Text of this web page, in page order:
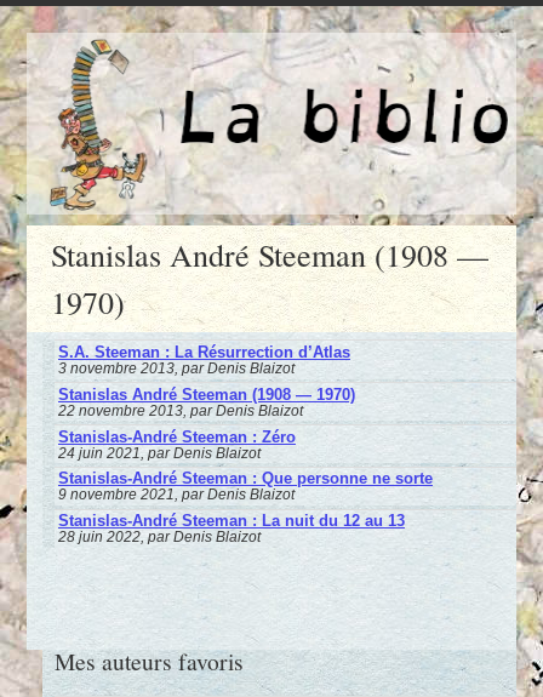
Stanislas André Steeman (1908 —
1970)
S.A. Steeman : La Résurrection d’Atlas
3 novembre 2013, par Denis Blaizot
Stanislas André Steeman (1908 — 1970)
22 novembre 2013, par Denis Blaizot
Stanislas-André Steeman : Zéro
24 juin 2021, par Denis Blaizot
Stanislas-André Steeman : Que personne ne sorte
9 novembre 2021, par Denis Blaizot
Stanislas-André Steeman : La nuit du 12 au 13
28 juin 2022, par Denis Blaizot
Mes auteurs favoris